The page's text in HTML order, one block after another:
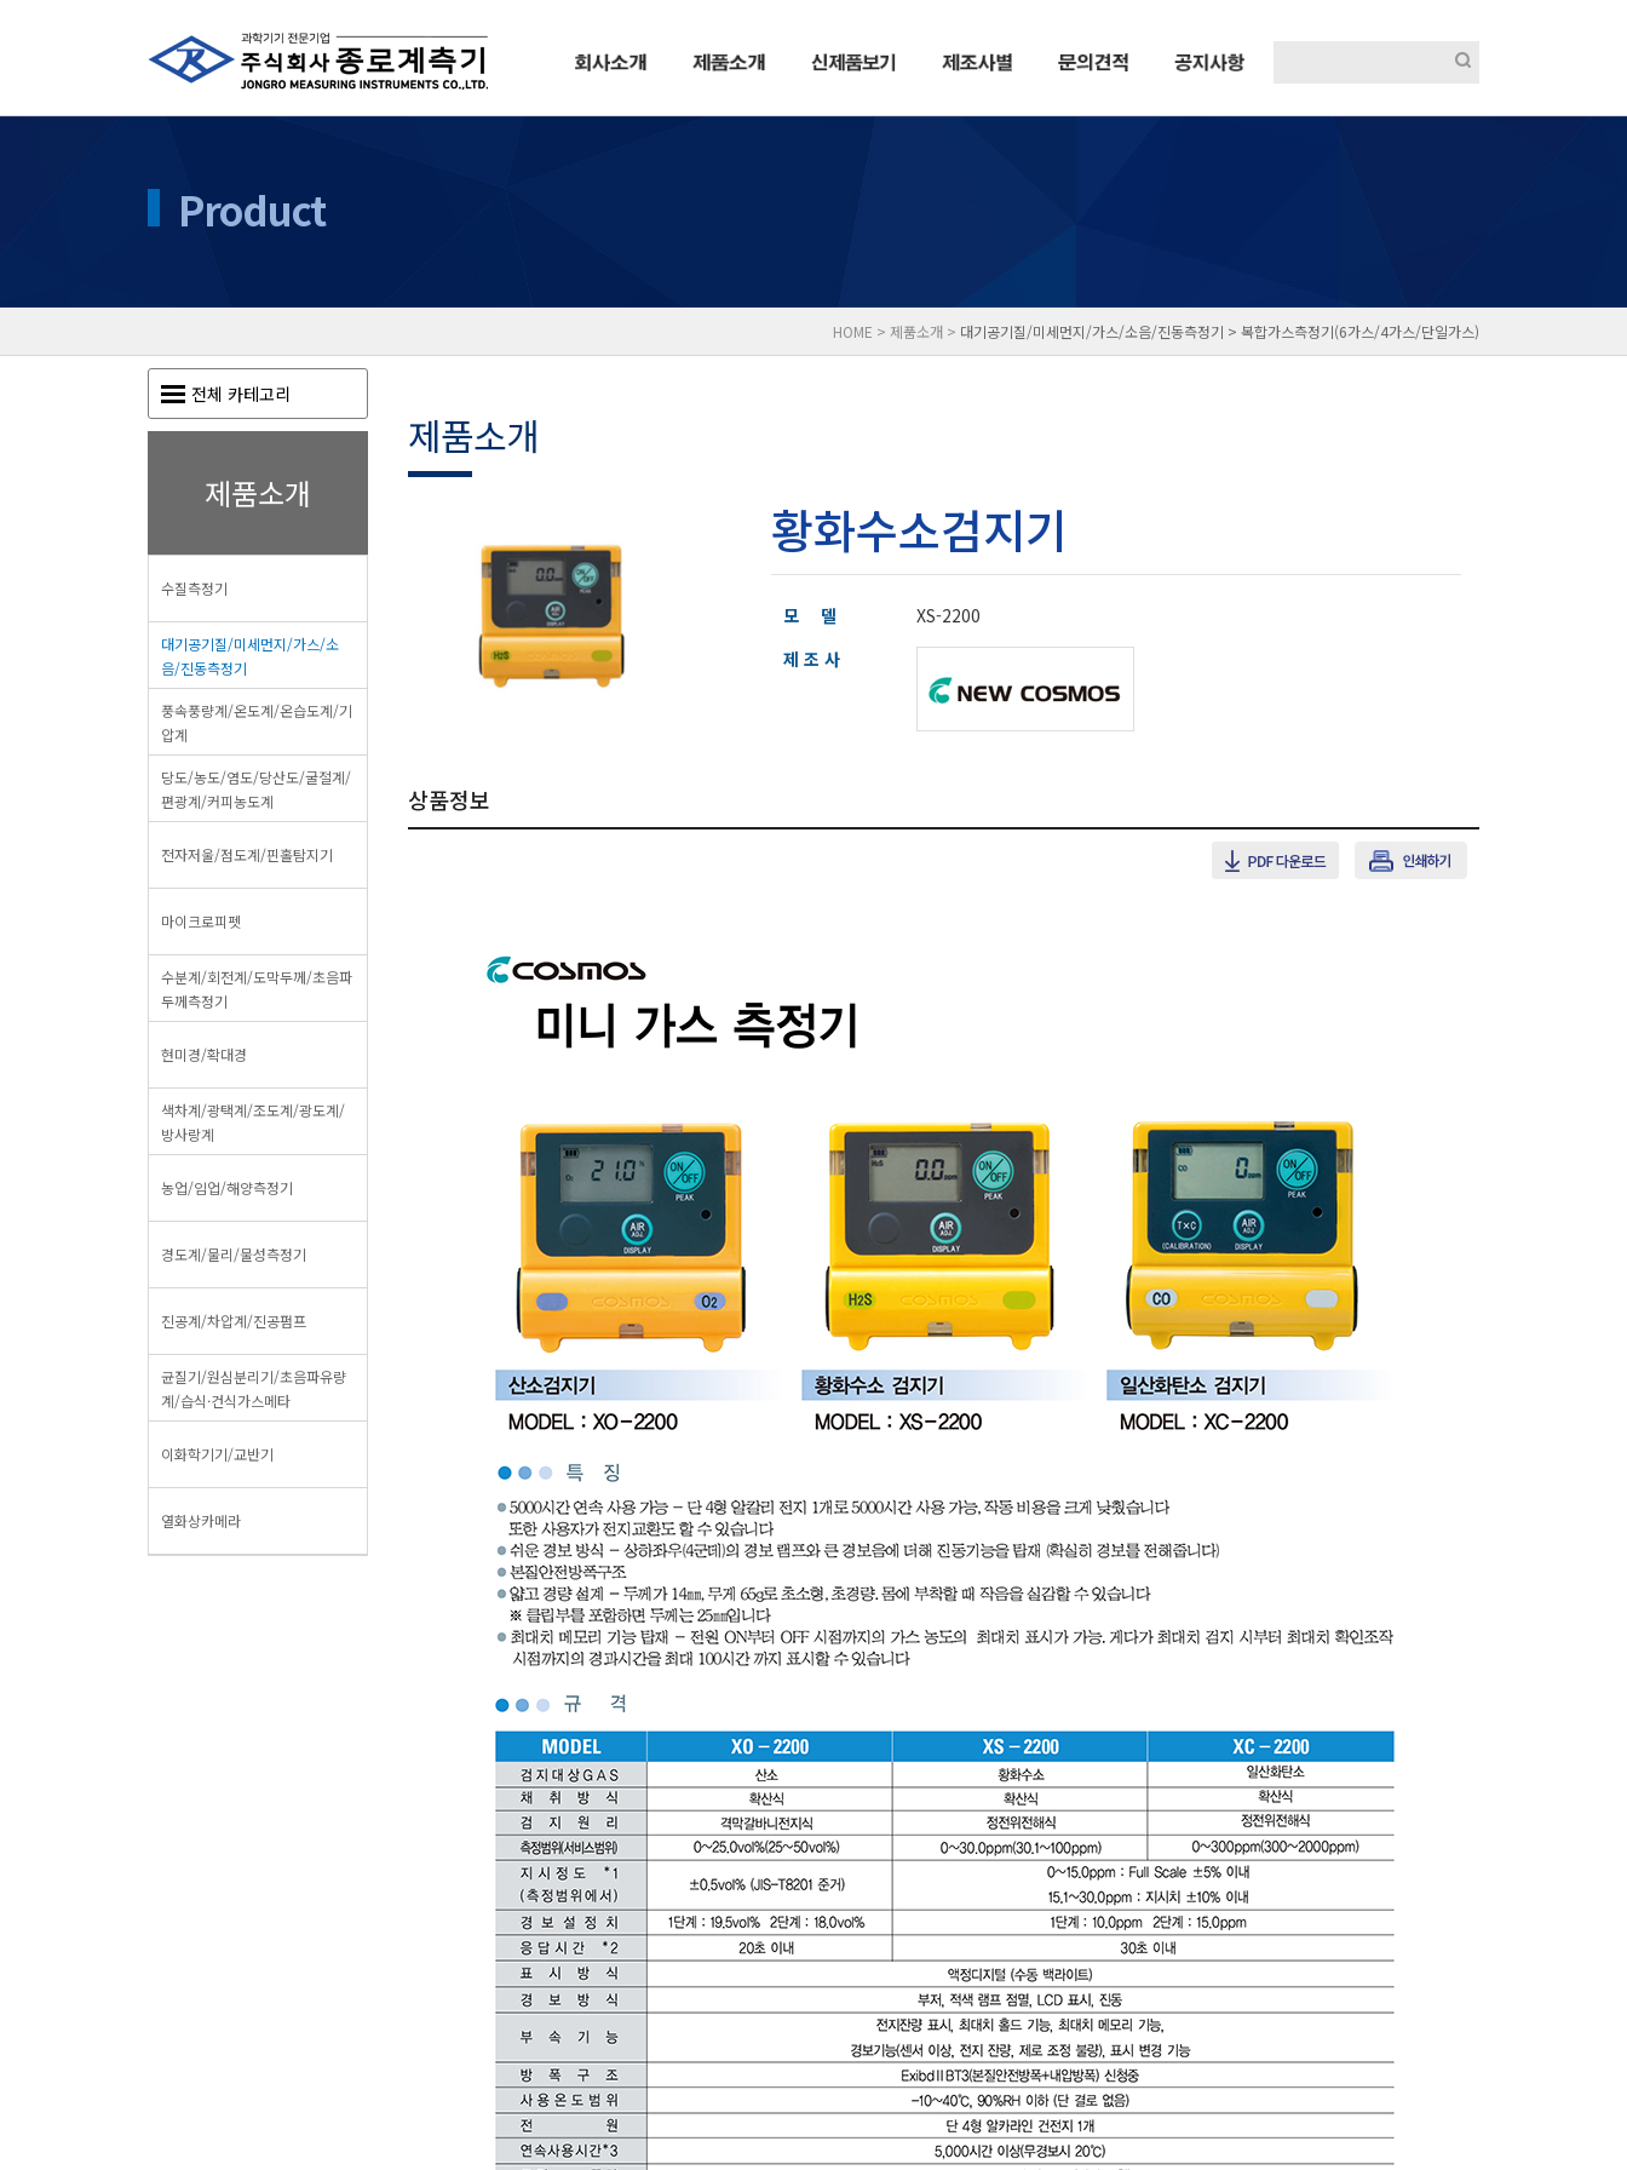
Product
HOME > 제품소개 > 대기공기질/미세먼지/가스/소음/진동측정기 > 복합가스측정기(6가스/4가스/단일가스)
전체 카테고리
제품소개
수질측정기
대기공기질/미세먼지/가스/소
음/진동측정기
풍속풍량계/온도계/온습도계/기
압계
당도/농도/염도/당산도/굴절계/
편광계/커피농도계
전자저울/점도계/핀홀탐지기
마이크로피펫
수분계/회전계/도막두께/초음파
두께측정기
현미경/확대경
색차계/광택계/조도계/광도계/
방사랑계
농업/임업/해양측정기
경도계/물리/물성측정기
진공계/차압계/진공펌프
균질기/원심분리기/초음파유량
계/습식·건식가스메타
이화학기기/교반기
열화상카메라
제품소개
황화수소검지기
모 델
XS-2200
제 조 사
상품정보